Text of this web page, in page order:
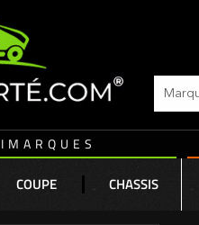
COUPE CHASSIS